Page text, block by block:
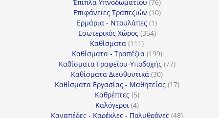
Έπιπλα Υπνοδωματίου 76
προϊόντα
Επιφάνειες Τραπεζιών 1010
Ερμάρια - Ντουλάπες 11
προϊόν
Εσωτερικός Χώρος 354354
Καθίσματα 111111
προϊόντα
Καθίσματα - Τραπέζια 199199
προϊόντα
Καθίσματα Γραφείου-Υποδοχής 7777
Καθίσματα Διευθυντικά 3030
προϊόντα
Καθίσματα Εργασίας - Μαθητείας 1717
Καθρέπτες 55
προϊόντα
Καλόγεροι 44
προϊόντα
Καναπέδες - Καρέκλες - Πολυθρόνες 4848